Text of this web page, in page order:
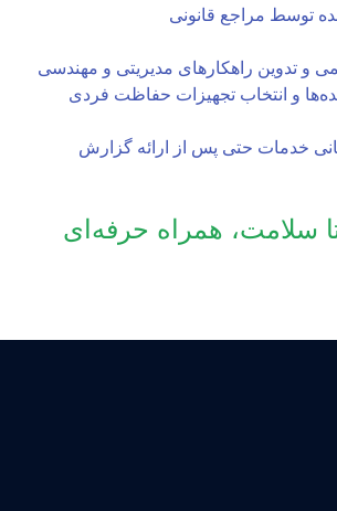
توسط مراجع قانونی
و تدوین راهکارهای مدیریتی و مهندسی
و انتخاب تجهیزات حفاظت فردی
همراه حرفه‌ای